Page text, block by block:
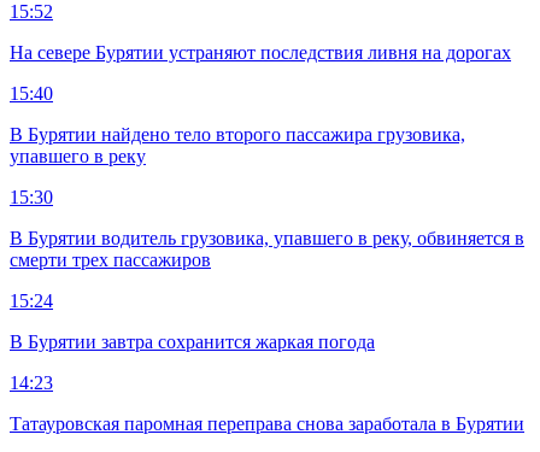
15:52
На севере Бурятии устраняют последствия ливня на дорогах
15:40
В Бурятии найдено тело второго пассажира грузовика,
упавшего в реку
15:30
В Бурятии водитель грузовика, упавшего в реку, обвиняется в
смерти трех пассажиров
15:24
В Бурятии завтра сохранится жаркая погода
14:23
Татауровская паромная переправа снова заработала в Бурятии